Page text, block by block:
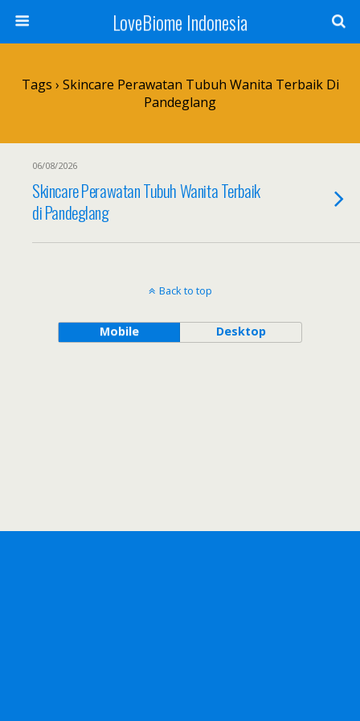
LoveBiome Indonesia
Tags › Skincare Perawatan Tubuh Wanita Terbaik Di
Pandeglang
06/08/2026
Skincare Perawatan Tubuh Wanita Terbaik
di Pandeglang
Back to top
Mobile Desktop